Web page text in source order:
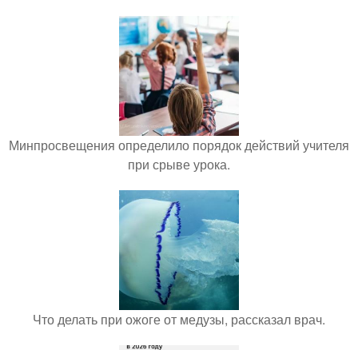
Минпросвещения определило порядок действий учителя
при срыве урока.
Что делать при ожоге от медузы, рассказал врач.